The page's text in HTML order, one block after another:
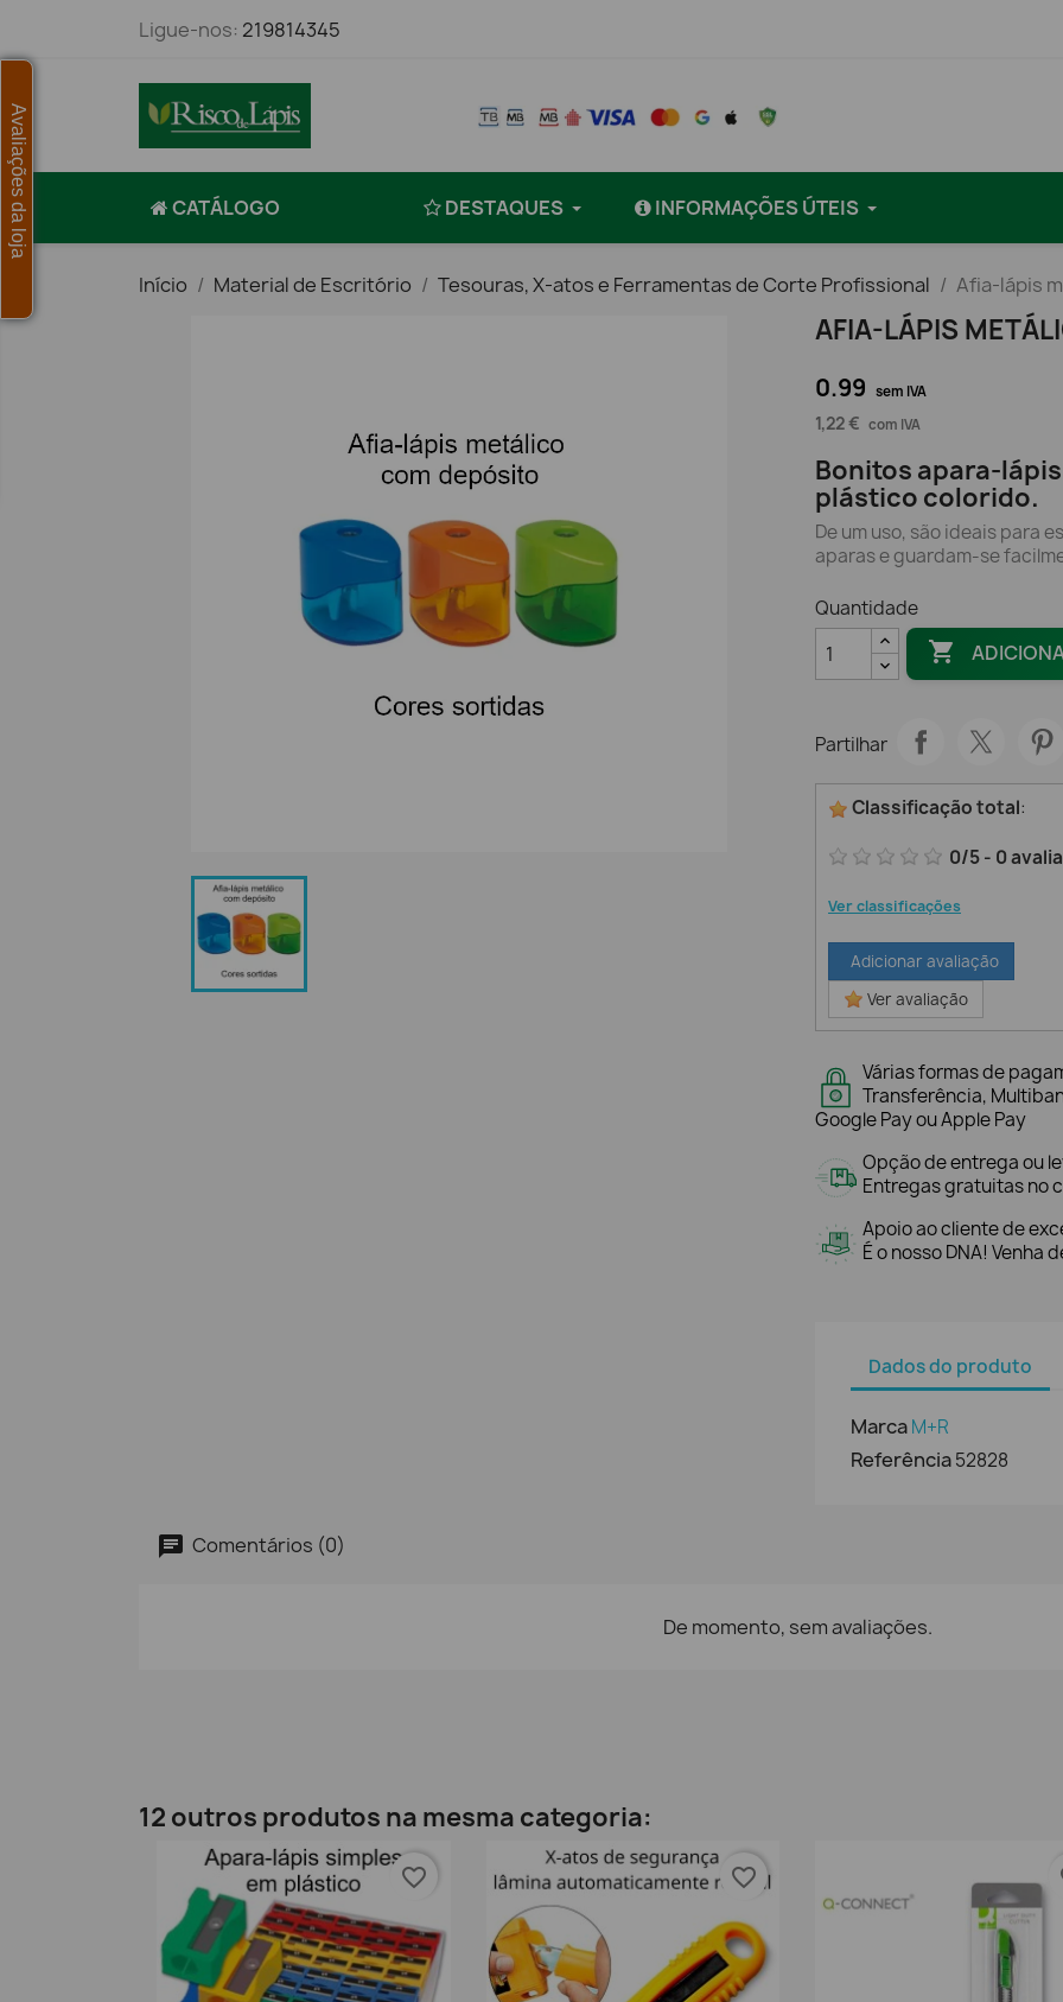
Ligue-nos: 219814345
CATÁLOGO DESTAQUES INFORMAÇÕES ÚTEIS
Início Material de Escritório Tesouras, X-atos e Ferramentas de Corte Profissional Afia-lápis
AFIA-LÁPIS
0.99 sem IVA
1,22 € com IVA
Bonitos apara-
plástico colorido.
De um uso, são ideais para
aparas e guardam-se
Quantidade

Partilhar
Classificação total:
0/5- 0
Ver classificações
Adicionar avaliação
Ver avaliação
Várias formas de
Transferência,
Google Pay ou Apple Pay
Opção de entrega ou
Entregas gratuitas no
Apoio ao cliente de
É o nosso DNA! Venha
Dados do produto
MarcaM+R
Referência52828
Comentários (0)
De momento, sem avaliações.
12 outros produtos na mesma categoria:
favorite_border favorite_border
Avaliações da loja